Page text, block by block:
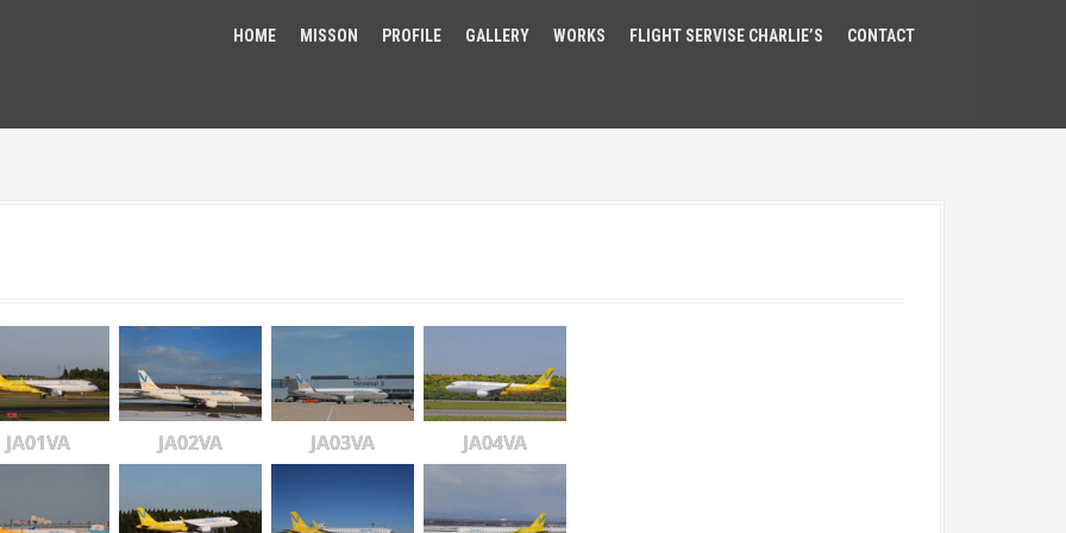
HOME MISSON PROFILE GALLERY WORKS FLIGHT SERVISE CHARLIE’S CONTACT
JA01VA JA02VA JA03VA JA04VA